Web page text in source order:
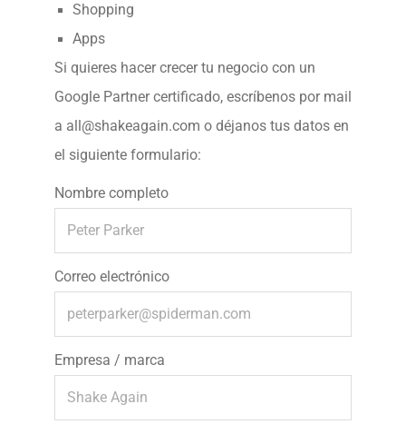
Shopping
Apps
Si quieres hacer crecer tu negocio con un
Google Partner certificado, escríbenos por mail
a all@shakeagain.com o déjanos tus datos en
el siguiente formulario:
Nombre completo
Correo electrónico
Empresa / marca